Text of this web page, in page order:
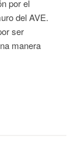
por el
del AVE.
ser
manera